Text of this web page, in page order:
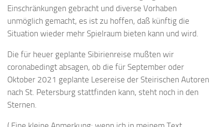
Einschränkungen gebracht und diverse Vorhaben
unmöglich gemacht, es ist zu hoffen, daß künftig die
Situation wieder mehr Spielraum bieten kann und wird.
Die für heuer geplante Sibirienreise mußten wir
coronabedingt absagen, ob die für September oder
Oktober 2021 geplante Lesereise der Steirischen Autoren
nach St. Petersburg stattfinden kann, steht noch in den
Sternen.